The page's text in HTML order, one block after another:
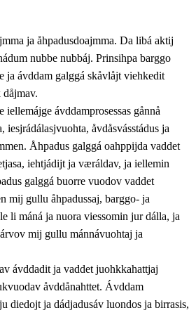
åvddånahttema ja ávddama
ja åvddånibme
hárráj
ja åhpadusdoajmma. Da libá aktij
nubbe nubbáj. Prinsihpa barggo
ja ávddam galggá skåvlåjt viehkedit
iellemájge ávddamprosessas gånnå
åvdåsvásstádus ja
Åhpadus galggá oahppijda vaddet
iehtjádijt ja væráldav, ja iellemin
galggá buorre vuodov vaddet
mij gullu åhpadussaj, barggo- ja
li máná ja nuora viessomin jur dálla, ja
mij gullu mánnávuohtaj ja
ávddadit ja vaddet juohkkahattjaj
åvddånahttet. Ávddam
diedojt ja dádjadusáv luondos ja birrasis,